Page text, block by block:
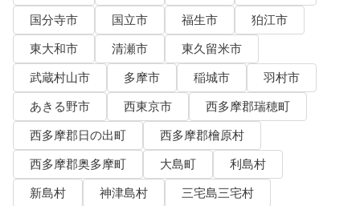
国分寺市
国立市 福生市
狛江市
東大和市
清瀬市
東久留米市
武蔵村山市
多摩市 稲城市
羽村市
あきる野市
西東京市
西多摩郡瑞穂町
西多摩郡日の出町
西多摩郡檜原村
西多摩郡奥多摩町
大島町
利島村
新島村
神津島村
三宅島三宅村